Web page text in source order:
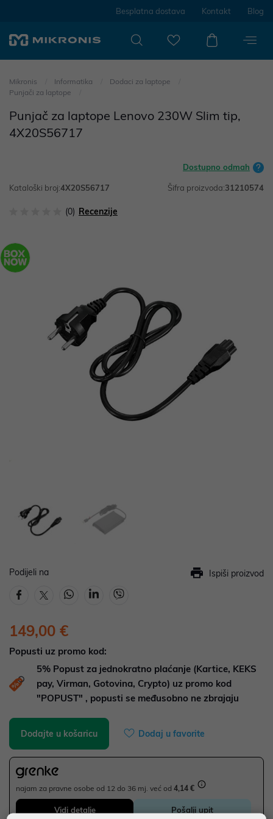
Besplatna dostava Kontakt Blog
Mikronis Informatika
Dodaci za laptope
Punjači za laptope
Punjač za laptope Lenovo 230W Slim tip,
4X20S56717
Dostupno odmah
Kataloški broj:4X20S56717 Šifra proizvoda:31210574
(0) Recenzije
Podijeli na Ispiši proizvod
149,00 €
Popusti uz promo kod:
5% Popust za jednokratno plaćanje (Kartice, KEKS
pay, Virman, Gotovina, Crypto) uz promo kod
"POPUST" , popusti se međusobno ne zbrajaju
Dodajte u košaricu Dodaj u favorite
najam za pravne osobe od 12 do 36 mj. već od 4,14 €
Vidi detalje Pošalji upit